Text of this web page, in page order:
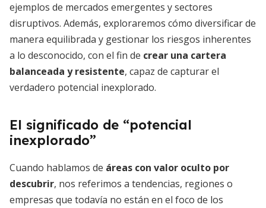
ejemplos de mercados emergentes y sectores
disruptivos. Además, exploraremos cómo diversificar de
manera equilibrada y gestionar los riesgos inherentes
a lo desconocido, con el fin de crear una cartera
balanceada y resistente, capaz de capturar el
verdadero potencial inexplorado.
El significado de “potencial
inexplorado”
Cuando hablamos de áreas con valor oculto por
descubrir, nos referimos a tendencias, regiones o
empresas que todavía no están en el foco de los